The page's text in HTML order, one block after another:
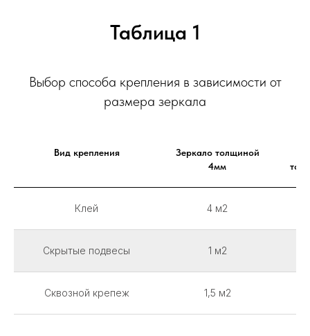
Таблица 1
Выбор способа крепления в зависимости от
размера зеркала
Вид крепления
Зеркало толщиной
4мм
Клей 4 м2
Скрытые подвесы 1 м2
Сквозной крепеж 1,5 м2